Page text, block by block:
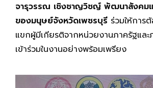
จารุวรรณ เชิงชาญวิชญ์ พัฒนาสังคม
ของมนุษย์จังหวัดเพชรบุรี ร่วมให้การ
แขกผู้มีเกียรติจากหน่วยงานภาครัฐและ
เข้าร่วมในงานอย่างพร้อมเพรียง